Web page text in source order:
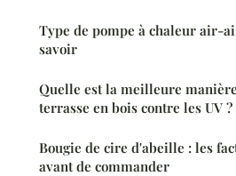
Type de pompe à chaleur air-
savoir
Quelle est la meilleure
terrasse en bois contre les UV ?
Bougie de cire d'abeille : les
avant de commander